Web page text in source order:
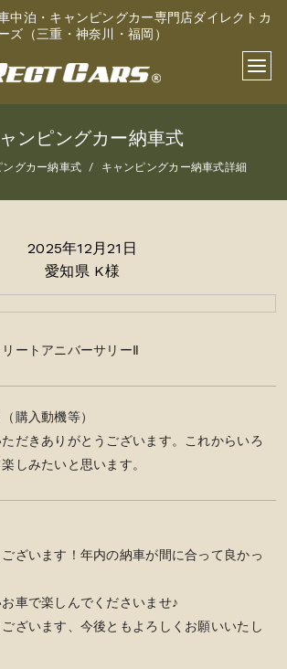
中泊・キャンピングカー専門店ダイレクトカ
ズ（三重・神奈川・福岡）
ンピングカー納車式
ングカー納車式 キャンピングカー納車式詳細
2025年12月21日
愛知県 K様
ートアニバーサリーⅡ
購入動機等）
だきありがとうございます。これからいろ
しみたいと思います。
ざいます！年内の納車が間に合って良かっ
車で楽しんでくださいませ♪
ざいます、今後ともよろしくお願いいたし